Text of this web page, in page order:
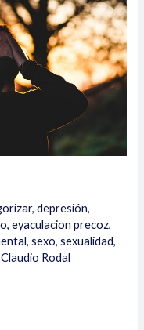
,depresión,
,eyaculacion precoz,
,sexo,sexualidad,
Claudio Rodal